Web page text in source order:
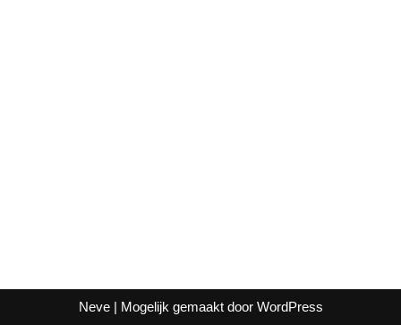
Neve| Mogelijk gemaakt door WordPress